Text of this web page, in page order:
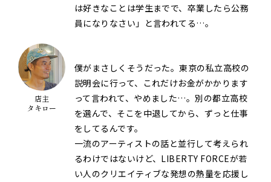
は好きなことは学生までで、卒業したら公務
員になりなさい」と言われてる…。
店主
タキロー
僕がまさしくそうだった。東京の私立高校の
説明会に行って、これだけお金がかかります
って言われて、やめました…。別の都立高校
を選んで、そこを中退してから、ずっと仕事
をしてるんです。
一流のアーティストの話と並行して考えられ
るわけではないけど、LIBERTY FORCEが若
い人のクリエイティブな発想の熱量を応援し